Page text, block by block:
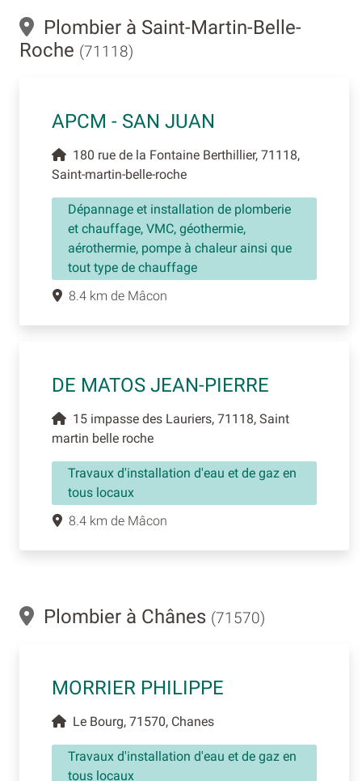
Plombier à Saint-Martin-Belle-
Roche (71118)
APCM - SAN JUAN
180 rue de la Fontaine Berthillier, 71118,
Saint-martin-belle-roche
Dépannage et installation de plomberie
et chauffage, VMC, géothermie,
aérothermie, pompe à chaleur ainsi que
tout type de chauffage
8.4 km de Mâcon
DE MATOS JEAN-PIERRE
15 impasse des Lauriers, 71118, Saint
martin belle roche
Travaux d'installation d'eau et de gaz en
tous locaux
8.4 km de Mâcon
Plombier à Chânes (71570)
MORRIER PHILIPPE
Le Bourg, 71570, Chanes
Travaux d'installation d'eau et de gaz en
tous locaux